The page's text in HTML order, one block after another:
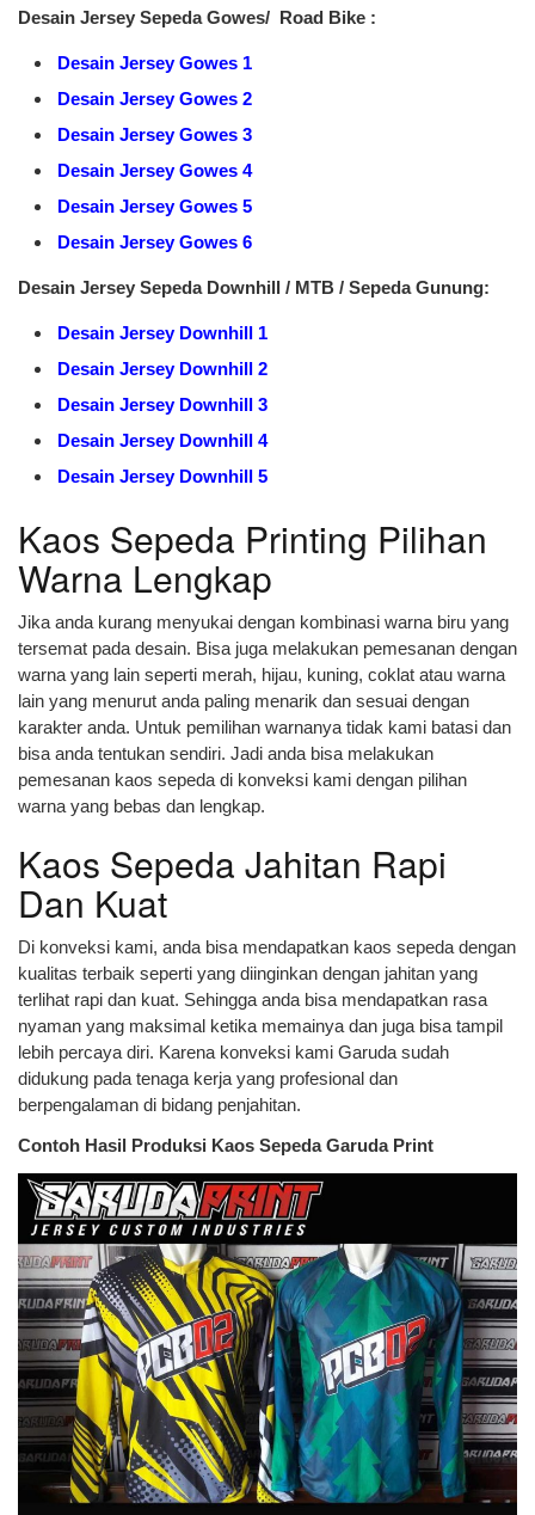
Desain Jersey Sepeda Gowes/ Road Bike :
Desain Jersey Gowes 1
Desain Jersey Gowes 2
Desain Jersey Gowes 3
Desain Jersey Gowes 4
Desain Jersey Gowes 5
Desain Jersey Gowes 6
Desain Jersey Sepeda Downhill / MTB / Sepeda Gunung:
Desain Jersey Downhill 1
Desain Jersey Downhill 2
Desain Jersey Downhill 3
Desain Jersey Downhill 4
Desain Jersey Downhill 5
Kaos Sepeda Printing Pilihan
Warna Lengkap
Jika anda kurang menyukai dengan kombinasi warna biru yang
tersemat pada desain. Bisa juga melakukan pemesanan dengan
warna yang lain seperti merah, hijau, kuning, coklat atau warna
lain yang menurut anda paling menarik dan sesuai dengan
karakter anda. Untuk pemilihan warnanya tidak kami batasi dan
bisa anda tentukan sendiri. Jadi anda bisa melakukan
pemesanan kaos sepeda di konveksi kami dengan pilihan
warna yang bebas dan lengkap.
Kaos Sepeda Jahitan Rapi
Dan Kuat
Di konveksi kami, anda bisa mendapatkan kaos sepeda dengan
kualitas terbaik seperti yang diinginkan dengan jahitan yang
terlihat rapi dan kuat. Sehingga anda bisa mendapatkan rasa
nyaman yang maksimal ketika memainya dan juga bisa tampil
lebih percaya diri. Karena konveksi kami Garuda sudah
didukung pada tenaga kerja yang profesional dan
berpengalaman di bidang penjahitan.
Contoh Hasil Produksi Kaos Sepeda Garuda Print